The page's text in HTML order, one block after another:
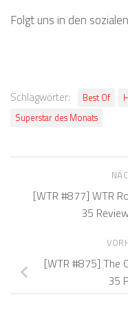
Folgt uns in den
Schlagwörter: Best Of
Superstar des Monats
[WTR #877] WTR
35
[WTR #875] The
35